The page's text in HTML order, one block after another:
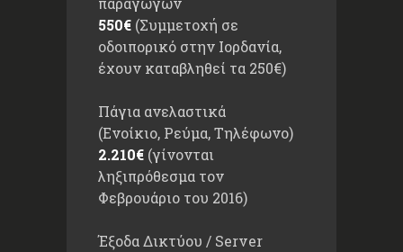
550€(Συμμετοχή σε
οδοιπορικό στην Ιορδανία,
έχουν καταβληθεί τα 250€)
Πάγια ανελαστικά
(Ενοίκιο, Ρεύμα, Τηλέφωνο)
2.210€(γίνονται
ληξιπρόθεσμα τον
Φεβρουάριο του 2016)
Έξοδα Δικτύου / Server